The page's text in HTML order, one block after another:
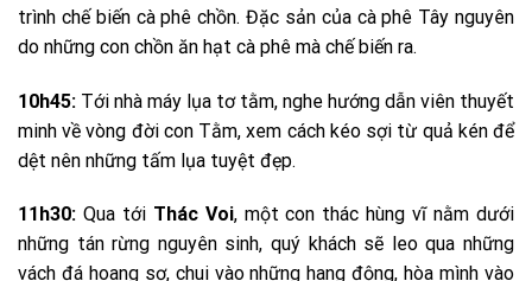
trình chế biến cà phê chồn. Đặc sản của cà phê Tây nguyên
do những con chồn ăn hạt cà phê mà chế biến ra.
10h45: Tới nhà máy lụa tơ tằm, nghe hướng dẫn viên thuyết
minh về vòng đời con Tằm, xem cách kéo sợi từ quả kén để
dệt nên những tấm lụa tuyệt đẹp.
11h30: Qua tới Thác Voi, một con thác hùng vĩ nằm dưới
những tán rừng nguyên sinh, quý khách sẽ leo qua những
vách đá hoang sơ, chui vào những hang động, hòa mình vào